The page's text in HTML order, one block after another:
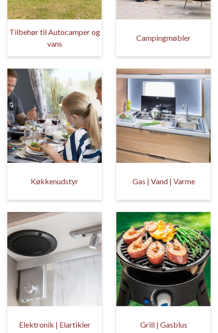
Tilbehør til Autocamper og
vans
Campingmøbler
Køkkenudstyr Gas | Vand | Varme
Elektronik | Elartikler Grill | Gasblus